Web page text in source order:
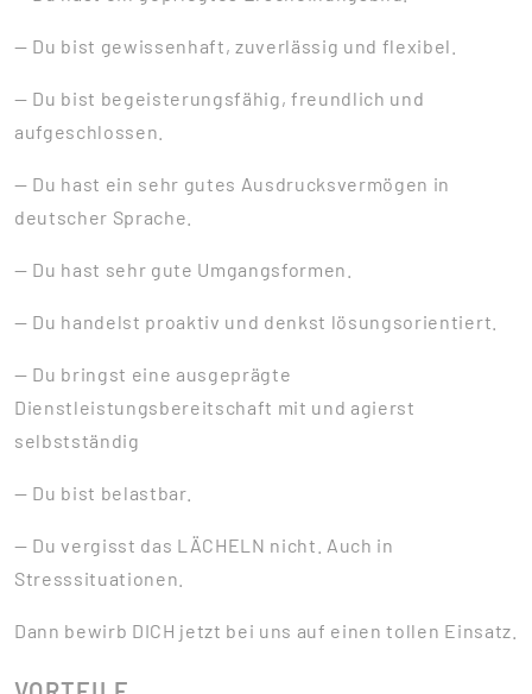
— Du bist gewissenhaft, zuverlässig und flexibel.
— Du bist begeisterungsfähig, freundlich und
aufgeschlossen.
— Du hast ein sehr gutes Ausdrucksvermögen in
deutscher Sprache.
— Du hast sehr gute Umgangsformen.
— Du handelst proaktiv und denkst lösungsorientiert.
— Du bringst eine ausgeprägte
Dienstleistungsbereitschaft mit und agierst
selbstständig
— Du bist belastbar.
— Du vergisst das LÄCHELN nicht. Auch in
Stresssituationen.
Dann bewirb DICH jetzt bei uns auf einen tollen Einsatz.